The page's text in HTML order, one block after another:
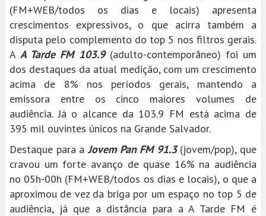
(FM+WEB/todos os dias e locais) apresenta
crescimentos expressivos, o que acirra também a
disputa pelo complemento do top 5 nos filtros gerais.
AA Tarde FM 103.9(adulto-contemporâneo) foi um
dos destaques da atual medição, com um crescimento
acima de 8% nos períodos gerais, mantendo a
emissora entre os cinco maiores volumes de
audiência. Já o alcance da 103.9 FM está acima de
395 mil ouvintes únicos na Grande Salvador.
Destaque para aJovem Pan FM 91.3(jovem/pop), que
cravou um forte avanço de quase 16% na audiência
no 05h-00h (FM+WEB/todos os dias e locais), o que a
aproximou de vez da briga por um espaço no top 5 de
audiência, já que a distância para a A Tarde FM é